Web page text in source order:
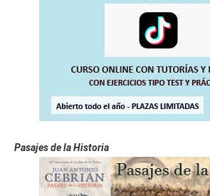
Pasajes de la Historia